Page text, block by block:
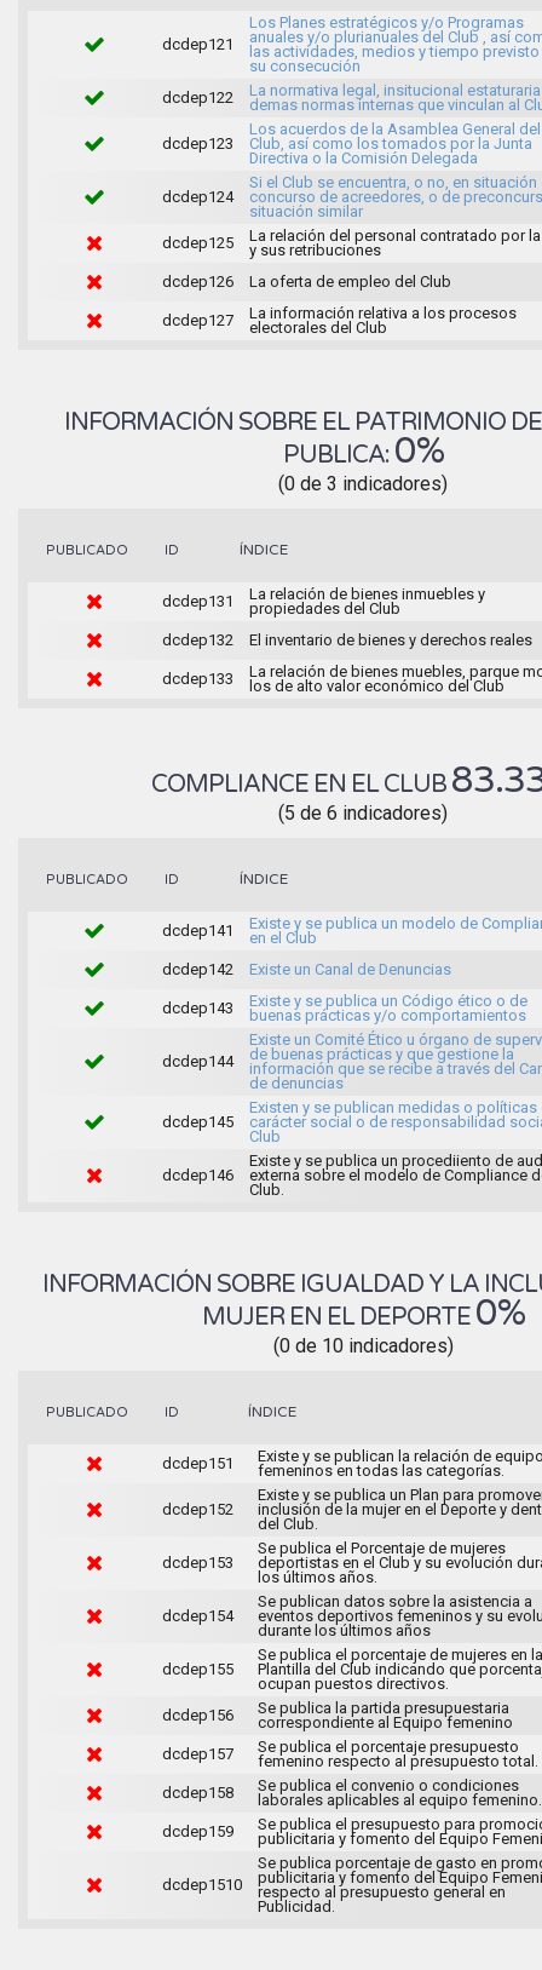
dcdep121
Los Planes estratégicos y/o Programas
anuales y/o plurianuales del Club , así
las actividades, medios y tiempo previsto
su consecución
dcdep122
La normativa legal, insitucional
demas normas internas que vinculan al
dcdep123
Los acuerdos de la Asamblea General del
Club, así como los tomados por la Junta
Directiva o la Comisión Delegada
dcdep124
Si el Club se encuentra, o no, en situación
concurso de acreedores, o de
situación similar
dcdep125
La relación del personal contratado por
y sus retribuciones
dcdep126
La oferta de empleo del Club
dcdep127
La información relativa a los procesos
electorales del Club
INFORMACIÓN SOBRE EL PATRIMONIO
PUBLICA: 0%
(0 de 3 indicadores)
PUBLICADO ID ÍNDICE
dcdep131
La relación de bienes inmuebles y
propiedades del Club
dcdep132
El inventario de bienes y derechos reales
dcdep133
La relación de bienes muebles, parque
los de alto valor económico del Club
COMPLIANCE EN EL CLUB
(5 de 6 indicadores)
PUBLICADO ID ÍNDICE
dcdep141
Existe y se publica un modelo de
en el Club
dcdep142
Existe un Canal de Denuncias
dcdep143
Existe y se publica un Código ético o de
buenas prácticas y/o comportamientos
dcdep144
Existe un Comité Ético u órgano de
de buenas prácticas y que gestione la
información que se recibe a través del
de denuncias
dcdep145
Existen y se publican medidas o políticas
carácter social o de responsabilidad
Club
dcdep146
Existe y se publica un procediiento de
externa sobre el modelo de Compliance
Club.
INFORMACIÓN SOBRE IGUALDAD Y LA
MUJER EN EL DEPORTE 0%
(0 de 10 indicadores)
PUBLICADO ID ÍNDICE
dcdep151
Existe y se publican la relación de
femeninos en todas las categorías.
dcdep152
Existe y se publica un Plan para
inclusión de la mujer en el Deporte y
del Club.
dcdep153
Se publica el Porcentaje de mujeres
deportistas en el Club y su evolución
los últimos años.
dcdep154
Se publican datos sobre la asistencia a
eventos deportivos femeninos y su
durante los últimos años
dcdep155
Se publica el porcentaje de mujeres en la
Plantilla del Club indicando que
ocupan puestos directivos.
dcdep156
Se publica la partida presupuestaria
correspondiente al Equipo femenino
dcdep157
Se publica el porcentaje presupuesto
femenino respecto al presupuesto total.
dcdep158
Se publica el convenio o condiciones
laborales aplicables al equipo femenino.
dcdep159
Se publica el presupuesto para
publicitaria y fomento del Equipo
dcdep1510
Se publica porcentaje de gasto en
publicitaria y fomento del Equipo
respecto al presupuesto general en
Publicidad.